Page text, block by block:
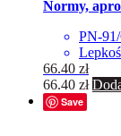
Normy,
PN-
66.40 zł
66.40 zł
Save